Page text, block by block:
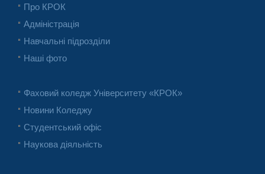
Про КРОК
Адміністрація
Навчальні підрозділи
Наші фото
Фаховий коледж Університету «КРОК»
Новини Коледжу
Студентський офіс
Наукова діяльність